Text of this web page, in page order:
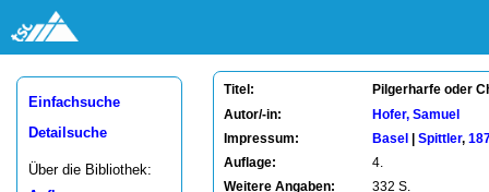
Einfachsuche
Detailsuche
Über die Bibliothek:
Titel: Pilgerharfe oder
Autor/-in:
Hofer, Samuel
Impressum:
Basel Spittler,
Auflage:
4.
Weitere Angaben:
332 S.